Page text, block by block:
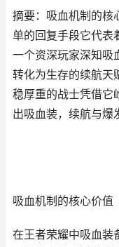
摘要：吸血机制的核
单的回复手段它代表
一个资深玩家深知吸
转化为生存的续航天
稳厚重的战士凭借它
出吸血装，续航与爆
吸血机制的核心价值
在王者荣耀中吸血装